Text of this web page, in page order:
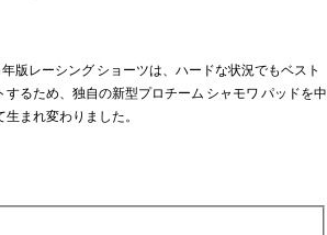
版レーシング ショーツは、ハードな状況でもベスト
るため、独自の新型プロチーム シャモワ パッドを中
まれ変わりました。